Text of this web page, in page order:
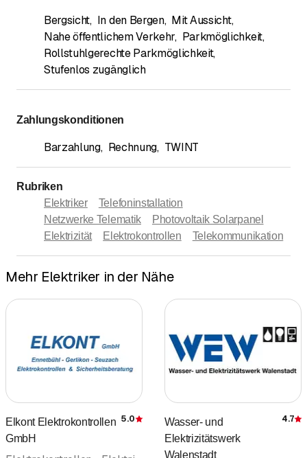
Bergsicht, In den Bergen, Mit Aussicht,
Nahe öffentlichem Verkehr, Parkmöglichkeit,
Rollstuhlgerechte Parkmöglichkeit,
Stufenlos zugänglich
Zahlungskonditionen
Barzahlung, Rechnung, TWINT
Rubriken
Elektriker
Telefoninstallation
Netzwerke Telematik
Photovoltaik Solarpanel
Elektrizität
Elektrokontrollen Telekommunikation
Mehr Elektriker in der Nähe
Elkont Elektrokontrollen
GmbH
Bewertung
5.0
Wasser- und
Elektrizitätswerk
Walenstadt
4.7